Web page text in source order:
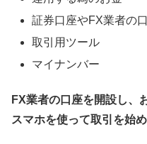
証券口座やFX業者の
取引用ツール
マイナンバー
FX業者の口座を開設し、
スマホを使って取引を始